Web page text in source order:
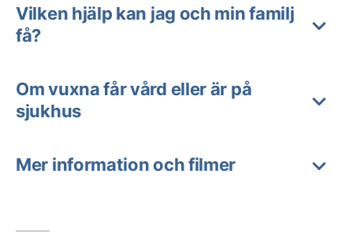
Vilken hjälp kan jag och min familj
få?
Om vuxna får vård eller är på
sjukhus
Mer information och filmer